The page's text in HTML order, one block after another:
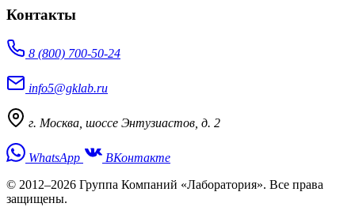
Контакты
8 (800) 700-50-24
info5@gklab.ru
г. Москва, шоссе Энтузиастов, д. 2
WhatsApp
ВКонтакте
© 2012–2026 Группа Компаний «Лаборатория». Все права
защищены.